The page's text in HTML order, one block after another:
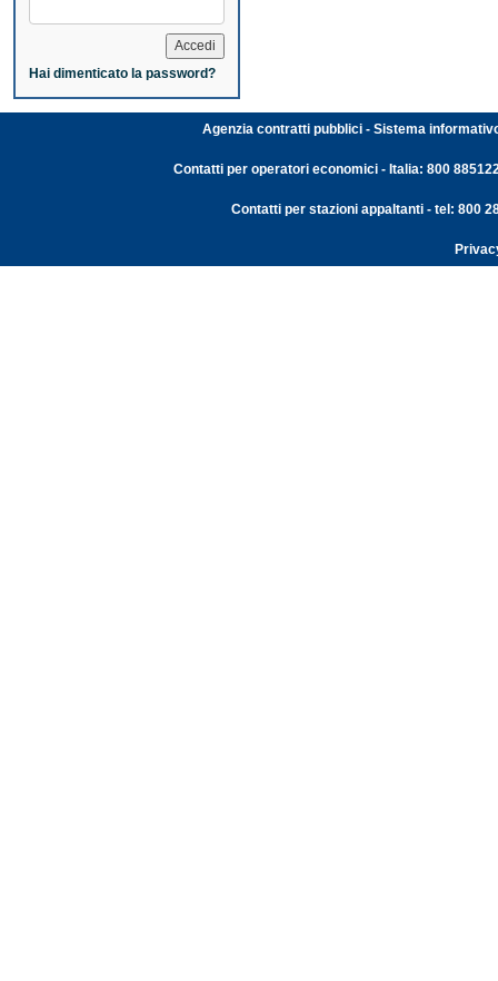
Hai dimenticato la password?
Agenzia contratti pubblici - Sistema
Contatti per operatori economici - Italia: 800
Contatti per stazioni appaltanti - tel: 800